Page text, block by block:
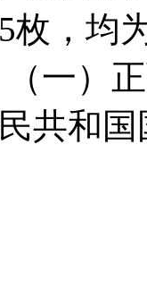
枚，均
一）
共和国